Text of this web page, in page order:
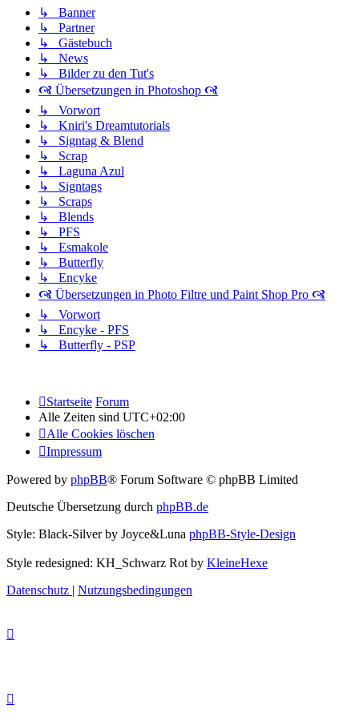
↳ Banner
↳ Partner
↳ Gästebuch
↳ News
↳ Bilder zu den Tut's
🙧 Übersetzungen in Photoshop 🙧
↳ Vorwort
↳ Kniri's Dreamtutorials
↳ Signtag & Blend
↳ Scrap
↳ Laguna Azul
↳ Signtags
↳ Scraps
↳ Blends
↳ PFS
↳ Esmakole
↳ Butterfly
↳ Encyke
🙧 Übersetzungen in Photo Filtre und Paint Shop Pro 🙧
↳ Vorwort
↳ Encyke - PFS
↳ Butterfly - PSP
Startseite Forum
Alle Zeiten sind UTC+02:00
Alle Cookies löschen
Impressum
Powered by phpBB® Forum Software © phpBB Limited
Deutsche Übersetzung durch phpBB.de
Style: Black-Silver by Joyce&Luna phpBB-Style-Design
Style redesigned: KH_Schwarz Rot by KleineHexe
Datenschutz | Nutzungsbedingungen